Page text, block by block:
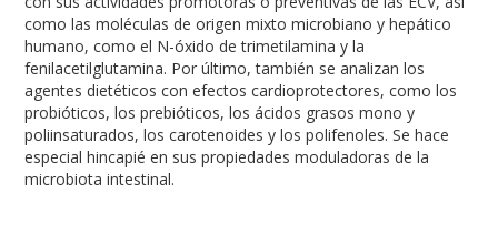
como las moléculas de origen mixto microbiano y hepático
humano, como el N-óxido de trimetilamina y la
fenilacetilglutamina. Por último, también se analizan los
agentes dietéticos con efectos cardioprotectores, como los
probióticos, los prebióticos, los ácidos grasos mono y
poliinsaturados, los carotenoides y los polifenoles. Se hace
especial hincapié en sus propiedades moduladoras de la
microbiota intestinal.